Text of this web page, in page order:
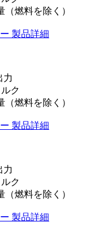
（燃料を除く）
製品詳細
力
ク
（燃料を除く）
製品詳細
力
ク
（燃料を除く）
製品詳細